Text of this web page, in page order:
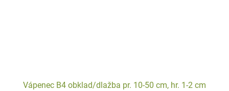
Vápenec B4 obklad/dlažba pr. 10-50 cm, hr. 1-2 cm